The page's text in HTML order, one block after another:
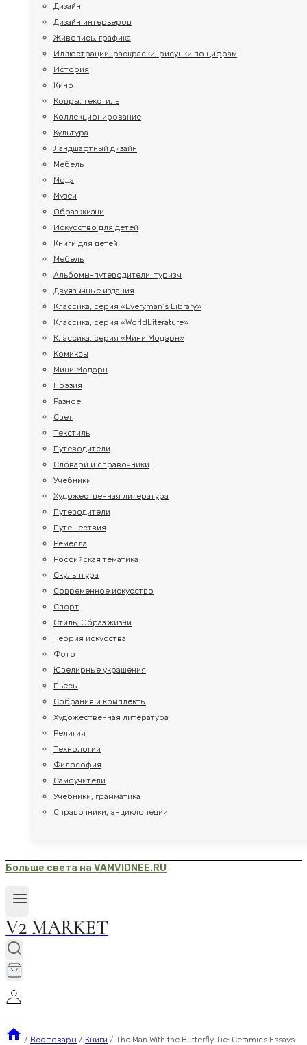
Дизайн
Дизайн интерьеров
Живопись, графика
Иллюстрации, раскраски, рисунки по цифрам
История
Кино
Ковры, текстиль
Коллекционирование
Культура
Ландшафтный дизайн
Мебель
Мода
Музеи
Образ жизни
Искусство для детей
Книги для детей
Мебель
Альбомы-путеводители, туризм
Двуязычные издания
Классика, серия «Everyman’s Library»
Классика, серия «WorldLiterature»
Классика, серия «Мини Модэрн»
Комиксы
Мини Модэрн
Поэзия
Разное
Свет
Текстиль
Путеводители
Словари и справочники
Учебники
Художественная литература
Путеводители
Путешествия
Ремесла
Российская тематика
Скульптура
Современное искусство
Спорт
Стиль, Образ жизни
Теория искусства
Фото
Ювелирные украшения
Пьесы
Собрания и комплекты
Художественная литература
Религия
Технологии
Философия
Самоучители
Учебники, грамматика
Справочники, энциклопедии
Больше света на VAMVIDNEE.RU
V2 MARKET
/ Все товары / Книги / The Man With the Butterfly Tie: Ceramics Essays